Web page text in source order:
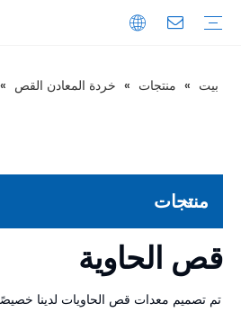
بيت » منتجات » خردة المعادن القص »
منتجات
قص الحاوية
تم تصميم معدات قص الحاويات لدينا خصيصًا